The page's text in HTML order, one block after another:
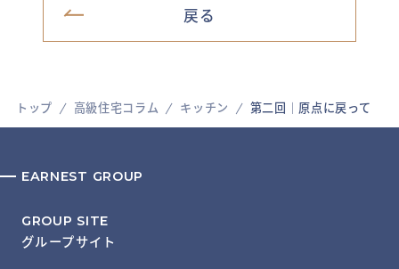
トップ 高級住宅コラム キッチン 第二回│原点に戻って
戻る
EARNEST GROUP
GROUP SITE
グループサイト